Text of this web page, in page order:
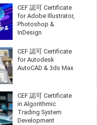
CEF 認可 Certificate
for Adobe Illustrator,
Photoshop &
InDesign
CEF 認可 Certificate
for Autodesk
AutoCAD & 3ds Max
CEF 認可 Certificate
in Algorithmic
Trading System
Development